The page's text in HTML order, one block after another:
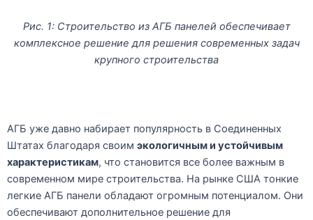
Рис. 1: Строительство из АГБ панелей обеспечивает
комплексное решение для решения современных задач
крупного строительства
АГБ уже давно набирает популярность в Соединенных
Штатах благодаря своим экологичным и устойчивым
характеристикам, что становится все более важным в
современном мире строительства. На рынке США тонкие
легкие АГБ панели обладают огромным потенциалом. Они
обеспечивают дополнительное решение для